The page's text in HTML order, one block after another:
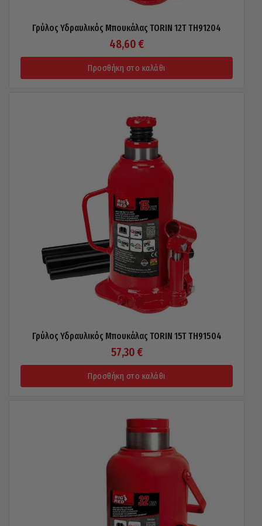
Γρύλος Υδραυλικός Μπουκάλας TORIN 12T TH91204
48,60 €
Προσθήκη στο καλάθι
Γρύλος Υδραυλικός Μπουκάλας TORIN 15T TH91504
57,30 €
Προσθήκη στο καλάθι